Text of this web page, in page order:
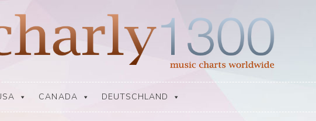
CANADA DEUTSCHLAND